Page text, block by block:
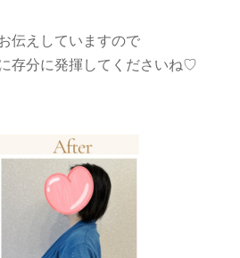
伝えしていますので
存分に発揮してくださいね♡